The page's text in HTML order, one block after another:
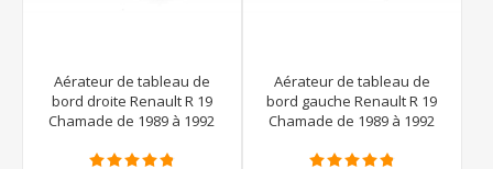
Aérateur de tableau de
bord droite Renault R 19
Chamade de 1989 à 1992
Aérateur de tableau de
bord gauche Renault R 19
Chamade de 1989 à 1992